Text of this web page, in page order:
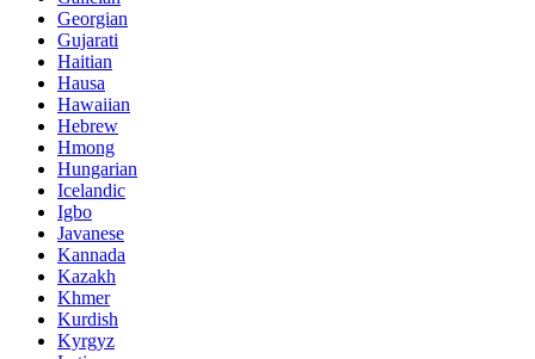
Georgian
Gujarati
Haitian
Hausa
Hawaiian
Hebrew
Hmong
Hungarian
Icelandic
Igbo
Javanese
Kannada
Kazakh
Khmer
Kurdish
Kyrgyz